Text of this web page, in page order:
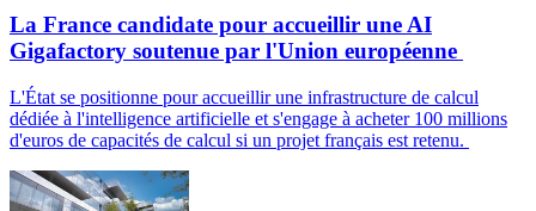
La France candidate pour accueillir une AI
Gigafactory soutenue par l'Union européenne
L'État se positionne pour accueillir une infrastructure de calcul
dédiée à l'intelligence artificielle et s'engage à acheter 100 millions
d'euros de capacités de calcul si un projet français est retenu.